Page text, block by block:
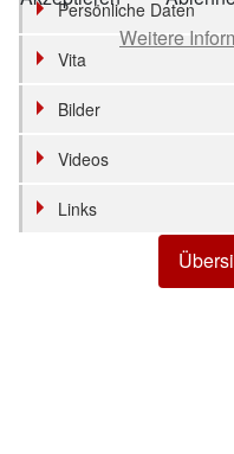
Persönliche Daten
Vita
Bilder
Videos
Links
Weitere